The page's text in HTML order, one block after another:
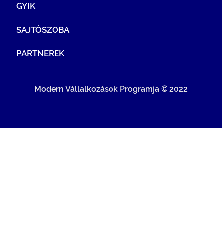
GYIK
SAJTÓSZOBA
PARTNEREK
Modern Vállalkozások Programja © 2022